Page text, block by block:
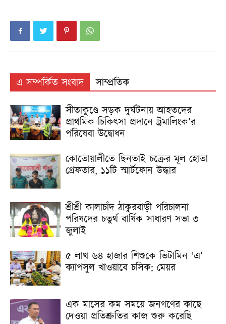
এ সম্পর্কিত সংবাদ
সাম্প্রতিক
সীতাকুণ্ডে সড়ক দুর্ঘটনায় আহতদের
প্রাথমিক চিকিৎসা প্রদানে ট্রমালিংক’র
পরিষেবা উদ্বোধন
কোতোয়ালীতে ছিনতাই চক্রের মূল হোতা
গ্রেফতার, ১১টি স্মার্টফোন উদ্ধার
শ্রীশ্রী কালাচাঁদ ঠাকুরবাড়ী পরিচালনা
পরিষদের চতুর্থ বার্ষিক সাধারণ সভা ৩
জুলাই
৫ লাখ ৬৪ হাজার শিশুকে ভিটামিন ‘এ’
ক্যাপসুল খাওয়াবে চসিক: মেয়র
এক মাসের কম সময়ে জনগণের কাছে
দেওয়া প্রতিশ্রুতির কাজ শুরু করেছি